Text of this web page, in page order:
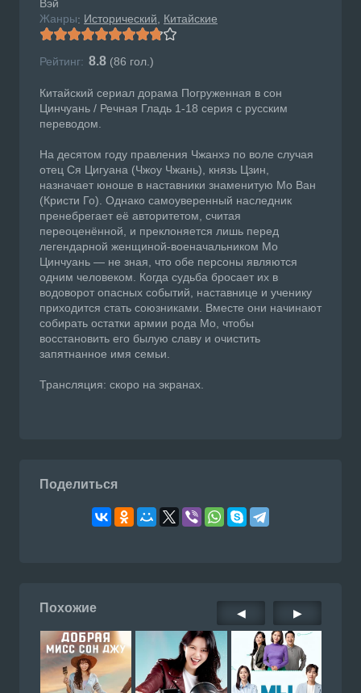
Вэй
Жанры: Исторический Китайские
Рейтинг: 8.8 (86 гол.)
Китайский сериал дорама Погруженная в сон
Цинчуань / Речная Гладь 1-18 серия с русским
переводом.
На десятом году правления Чжанхэ по воле случая
отец Ся Цигуана (Чжоу Чжань), князь Цзин,
назначает юноше в наставники знаменитую Мо Ван
(Кристи Го). Однако самоуверенный наследник
пренебрегает её авторитетом, считая
переоценённой, и преклоняется лишь перед
легендарной женщиной-военачальником Мо
Цинчуань — не зная, что обе персоны являются
одним человеком. Когда судьба бросает их в
водоворот опасных событий, наставнице и ученику
приходится стать союзниками. Вместе они начинают
собирать остатки армии рода Мо, чтобы
восстановить его былую славу и очистить
запятнанное имя семьи.
Трансляция: скоро на экранах.
Поделиться
Похожие ◀ ▶